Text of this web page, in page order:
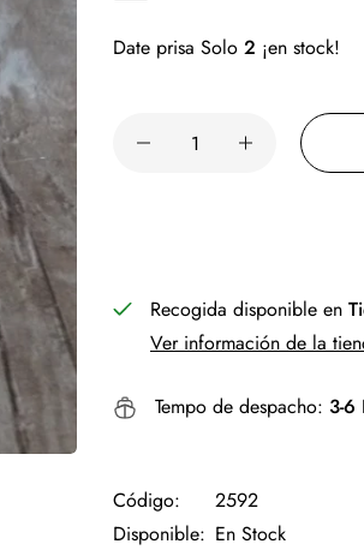
Date prisa Solo 2 ¡en stock!
Recogida disponible en
Ver información de la
Tempo de despacho: 3-6
Código:
2592
Disponible: En Stock